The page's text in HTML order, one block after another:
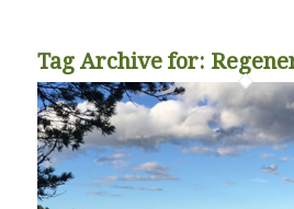
Tag Archive for: